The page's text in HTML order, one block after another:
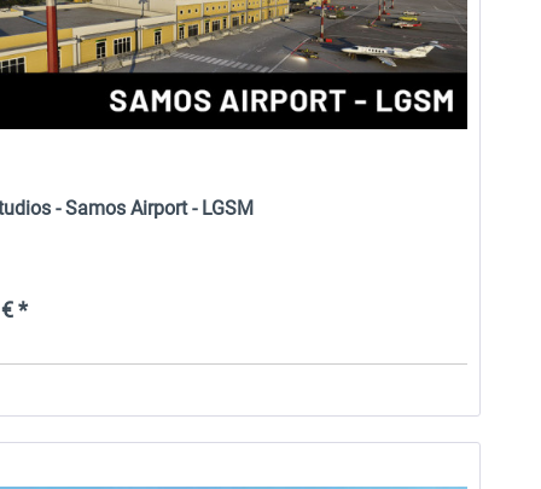
40,29 € * 17,13 € *
- Samos Airport - LGSM
*